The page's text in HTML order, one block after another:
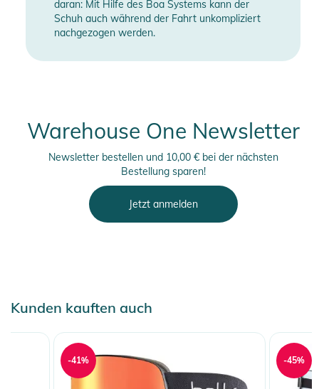
daran: Mit Hilfe des Boa Systems kann der
Schuh auch während der Fahrt unkompliziert
nachgezogen werden.
Warehouse One Newsletter
Newsletter bestellen und 10,00 € bei der nächsten
Bestellung sparen!
Jetzt anmelden
Kunden kauften auch
-41% -45%